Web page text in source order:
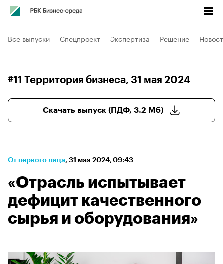
Все выпуски Спецпроект Экспертиза Решение
#11 Территория бизнеса, 31 мая 2024
Скачать выпуск (ПДФ, 3.2 Мб)
От первого лица⁠, 31 мая 2024, 09:43
«Отрасль испытывает
дефицит качественного
сырья и оборудования»